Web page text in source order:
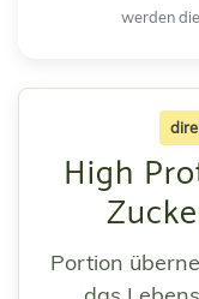
werden
High
Portion